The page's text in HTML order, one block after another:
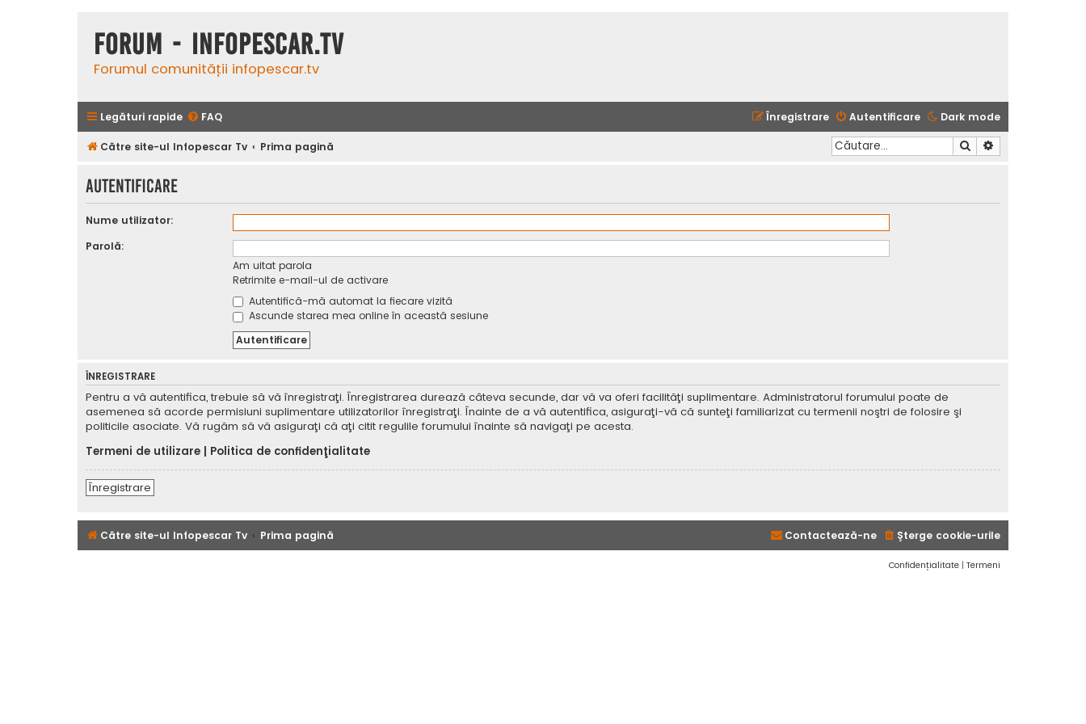
Forum - InfoPescar.Tv
Forumul comunității infopescar.tv
Legături rapide Dark mode
FAQ Autentificare
Înregistrare
Către site-ul Infopescar Tv Prima pagină Căutare
Autentificare
Nume utilizator:
Parolă:
Am uitat parola
Retrimite e-mail-ul de activare
Autentifică-mă automat la fiecare vizită
Ascunde starea mea online în această sesiune
ÎNREGISTRARE
Pentru a vă autentifica, trebuie să vă înregistraţi. Înregistrarea durează câteva secunde, dar vă va oferi facilităţi suplimentare. Administratorul forumului poate de
asemenea să acorde permisiuni suplimentare utilizatorilor înregistraţi. Înainte de a vă autentifica, asiguraţi-vă că sunteţi familiarizat cu termenii noştri de folosire şi
politicile asociate. Vă rugăm să vă asiguraţi că aţi citit regulile forumului înainte să navigaţi pe acesta.
Termeni de utilizare
Politica de confidenţialitate
Înregistrare
Către site-ul Infopescar Tv Prima pagină Şterge cookie-urile
Contactează-ne
Confidențialitate | Termeni